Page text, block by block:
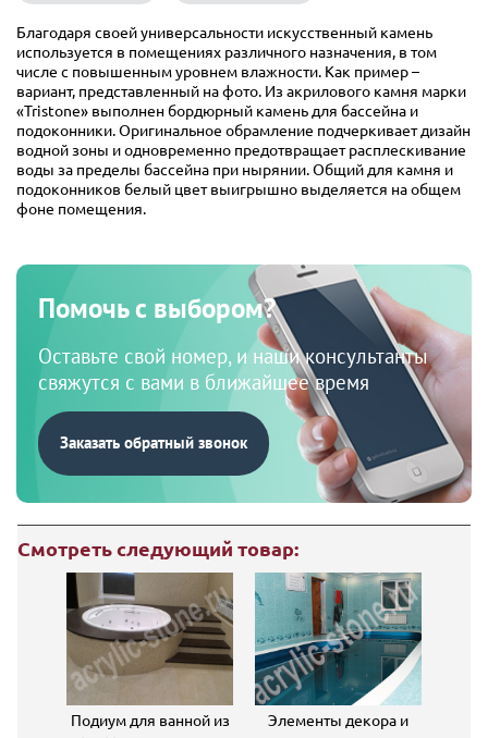
Благодаря своей универсальности искусственный камень
используется в помещениях различного назначения, в том
числе с повышенным уровнем влажности. Как пример –
вариант, представленный на фото. Из акрилового камня марки
«Tristone» выполнен бордюрный камень для бассейна и
подоконники. Оригинальное обрамление подчеркивает дизайн
водной зоны и одновременно предотвращает расплескивание
воды за пределы бассейна при нырянии. Общий для камня и
подоконников белый цвет выигрышно выделяется на общем
фоне помещения.
Помочь с выбором?
Оставьте свой номер, и наши консультанты
свяжутся с вами в ближайшее время
Заказать обратный звонок
Смотреть следующий товар:
Подиум для ванной из
Элементы декора и